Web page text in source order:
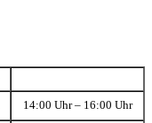
14:00 Uhr – 16:00 Uhr